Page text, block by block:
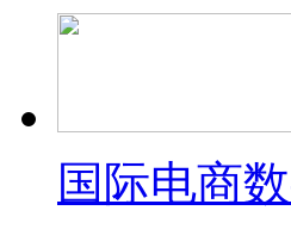
国际电商